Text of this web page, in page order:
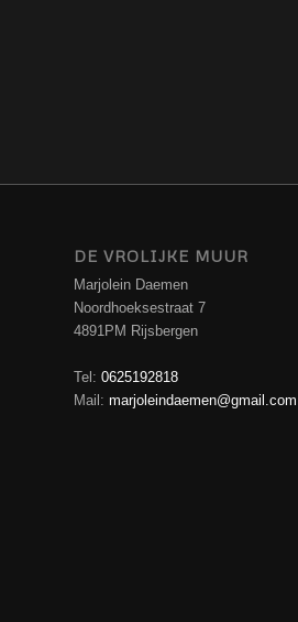
DE VROLIJKE MUUR
Marjolein Daemen
Noordhoeksestraat 7
4891PM Rijsbergen
Tel: 0625192818
Mail: marjoleindaemen@gmail.com